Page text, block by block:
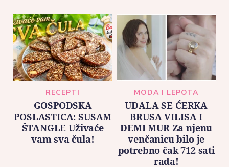
RECEPTI
GOSPODSKA
POSLASTICA: SUSAM
ŠTANGLE Uživaće
vam sva čula!
MODA I LEPOTA
UDALA SE ĆERKA
BRUSA VILISA I
DEMI MUR Za njenu
venčanicu bilo je
potrebno čak 712 sati
rada!